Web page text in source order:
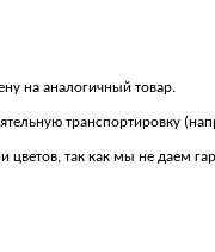
на аналогичный товар.
транспортировку
так как мы не даем